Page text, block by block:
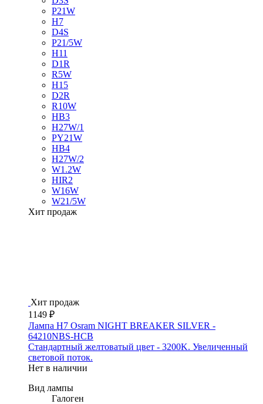
P21W
H7
D4S
P21/5W
H11
D1R
R5W
H15
D2R
R10W
HB3
H27W/1
PY21W
HB4
H27W/2
W1.2W
HIR2
W16W
W21/5W
Хит продаж
Хит продаж
1149 ₽
Лампа H7 Osram NIGHT BREAKER SILVER -
64210NBS-HCB
Стандартный желтоватый цвет - 3200K. Увеличенный
световой поток.
Нет в наличии
Вид лампы
Галоген